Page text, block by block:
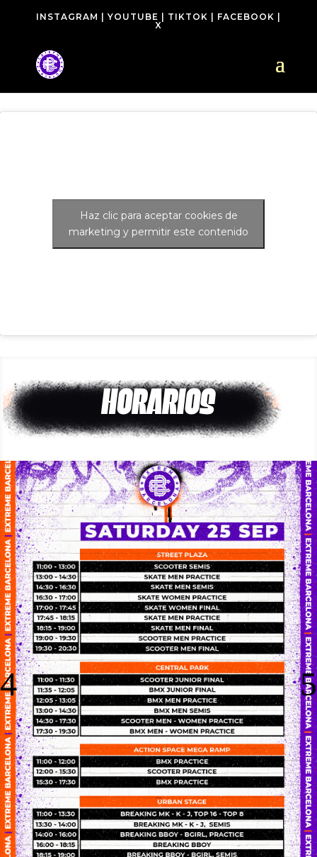
INSTAGRAM YOUTUBE TIKTOK FACEBOOK
X
Haz clic para aceptar cookies de
marketing y permitir este contenido
HORARIOS